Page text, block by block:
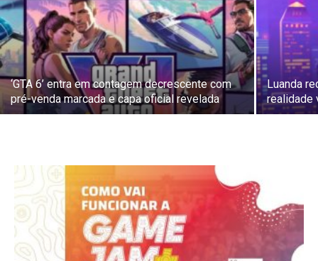
‘GTA 6’ entra em contagem decrescente com
pré-venda marcada e capa oficial revelada
Luanda
realidade